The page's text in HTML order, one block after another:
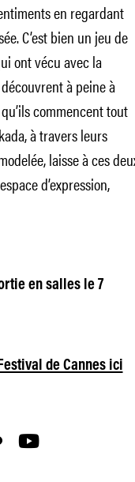
en regardant
C’est bien un jeu de
ont vécu avec la
à peine à
commencent tout
à travers leurs
laisse à ces
d’expression,
en salles le 7
de Cannes ici